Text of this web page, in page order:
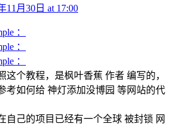
11月30日 at 17:00
：
：
：
这个教程，是枫叶香蕉 作者 编写的，
考如何给 神灯添加没博园 等网站的代
自己的项目已经有一个全球 被封锁 网